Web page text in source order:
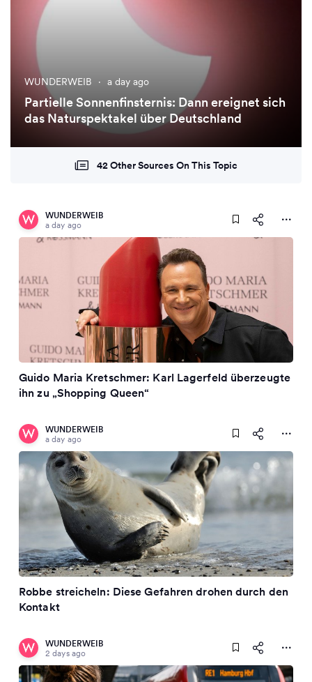
WUNDERWEIB · a day ago
Partielle Sonnenfinsternis: Dann ereignet sich
das Naturspektakel über Deutschland
42 Other Sources On This Topic
WUNDERWEIB
a day ago
Guido Maria Kretschmer: Karl Lagerfeld überzeugte
ihn zu „Shopping Queen“
WUNDERWEIB
a day ago
Robbe streicheln: Diese Gefahren drohen durch den
Kontakt
WUNDERWEIB
2 days ago